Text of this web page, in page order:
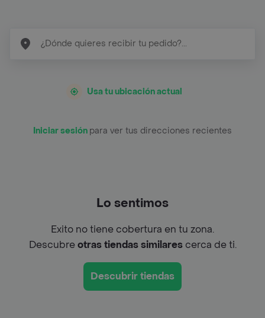
Usa tu ubicación actual
Iniciar sesión para ver tus direcciones recientes
Lo sentimos
Exito no tiene cobertura en tu zona.
Descubreotras tiendas similarescerca de ti.
Descubrir tiendas